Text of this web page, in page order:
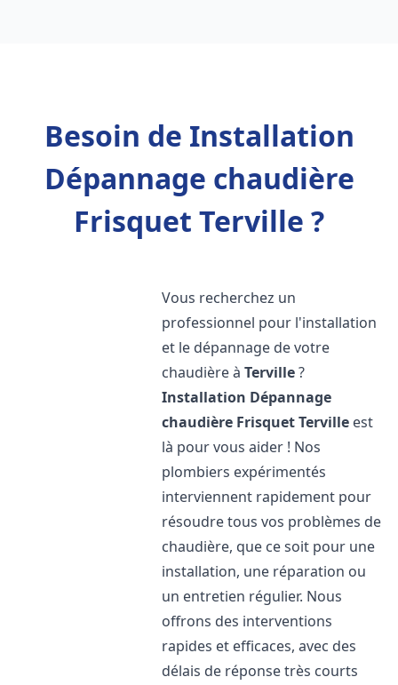
Besoin de Installation
Dépannage chaudière
Frisquet Terville ?
Vous recherchez un
professionnel pour l'installation
et le dépannage de votre
chaudière àTerville?
Installation Dépannage
chaudière FrisquetTerville est
là pour vous aider ! Nos
plombiers expérimentés
interviennent rapidement pour
résoudre tous vos problèmes de
chaudière, que ce soit pour une
installation, une réparation ou
un entretien régulier. Nous
offrons des interventions
rapides et efficaces, avec des
délais de réponse très courts